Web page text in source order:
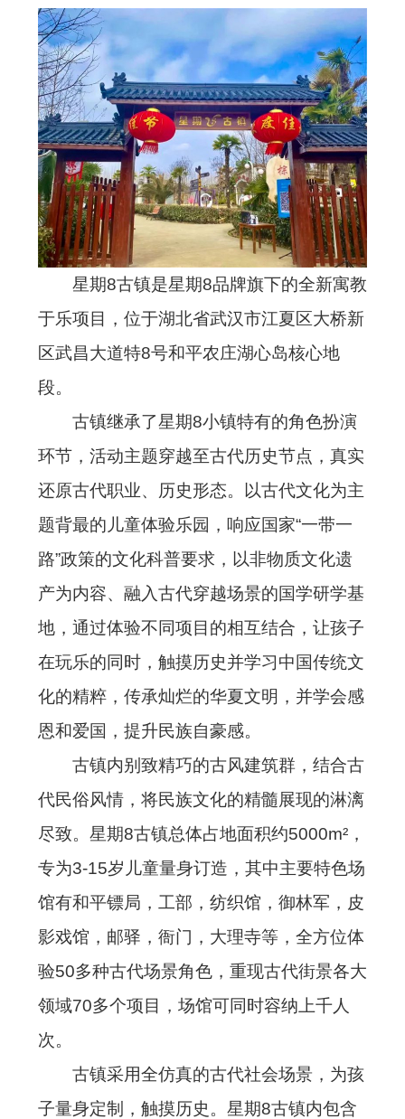
星期8古镇是星期8品牌旗下的全新寓教
于乐项目，位于湖北省武汉市江夏区大桥新
区武昌大道特8号和平农庄湖心岛核心地
段。
古镇继承了星期8小镇特有的角色扮演
环节，活动主题穿越至古代历史节点，真实
还原古代职业、历史形态。以古代文化为主
题背最的儿童体验乐园，响应国家“一带一
路”政策的文化科普要求，以非物质文化遗
产为内容、融入古代穿越场景的国学研学基
地，通过体验不同项目的相互结合，让孩子
在玩乐的同时，触摸历史并学习中国传统文
化的精粹，传承灿烂的华夏文明，并学会感
恩和爱国，提升民族自豪感。
古镇内别致精巧的古风建筑群，结合古
代民俗风情，将民族文化的精髓展现的淋漓
尽致。星期8古镇总体占地面积约5000m²，
专为3-15岁儿童量身订造，其中主要特色场
馆有和平镖局，工部，纺织馆，御林军，皮
影戏馆，邮驿，衙门，大理寺等，全方位体
验50多种古代场景角色，重现古代街景各大
领域70多个项目，场馆可同时容纳上千人
次。
古镇采用全仿真的古代社会场景，为孩
子量身定制，触摸历史。星期8古镇内包含